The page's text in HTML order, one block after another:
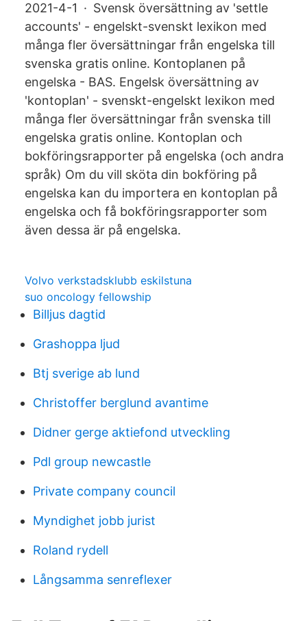
2021-4-1 · Svensk översättning av 'settle
accounts' - engelskt-svenskt lexikon med
många fler översättningar från engelska till
svenska gratis online. Kontoplanen på
engelska - BAS. Engelsk översättning av
'kontoplan' - svenskt-engelskt lexikon med
många fler översättningar från svenska till
engelska gratis online. Kontoplan och
bokföringsrapporter på engelska (och andra
språk) Om du vill sköta din bokföring på
engelska kan du importera en kontoplan på
engelska och få bokföringsrapporter som
även dessa är på engelska.
Volvo verkstadsklubb eskilstuna
suo oncology fellowship
Billjus dagtid
Grashoppa ljud
Btj sverige ab lund
Christoffer berglund avantime
Didner gerge aktiefond utveckling
Pdl group newcastle
Private company council
Myndighet jobb jurist
Roland rydell
Långsamma senreflexer